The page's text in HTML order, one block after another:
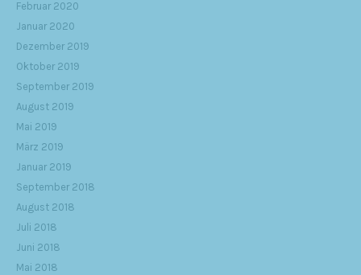
Februar 2020
Januar 2020
Dezember 2019
Oktober 2019
September 2019
August 2019
Mai 2019
März 2019
Januar 2019
September 2018
August 2018
Juli 2018
Juni 2018
Mai 2018